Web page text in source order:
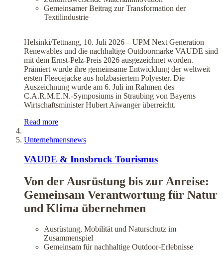
Gemeinsamer Beitrag zur Transformation der
Textilindustrie
Helsinki/Tettnang, 10. Juli 2026 – UPM Next Generation
Renewables und die nachhaltige Outdoormarke VAUDE sind
mit dem Ernst-Pelz-Preis 2026 ausgezeichnet worden.
Prämiert wurde ihre gemeinsame Entwicklung der weltweit
ersten Fleecejacke aus holzbasiertem Polyester. Die
Auszeichnung wurde am 6. Juli im Rahmen des
C.A.R.M.E.N.-Symposiums in Straubing von Bayerns
Wirtschaftsminister Hubert Aiwanger überreicht.
Read more
Unternehmensnews
VAUDE & Innsbruck Tourismus
Von der Ausrüstung bis zur Anreise:
Gemeinsam Verantwortung für Natur
und Klima übernehmen
Ausrüstung, Mobilität und Naturschutz im
Zusammenspiel
Gemeinsam für nachhaltige Outdoor-Erlebnisse